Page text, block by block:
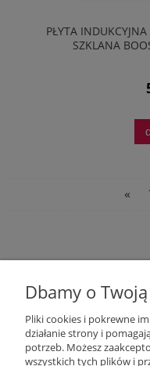
PŁYTA
SZKLANA
«
Dbamy o
Pliki cookies i pokrewne
działanie strony i
potrzeb. Możesz
wszystkich tych plików i